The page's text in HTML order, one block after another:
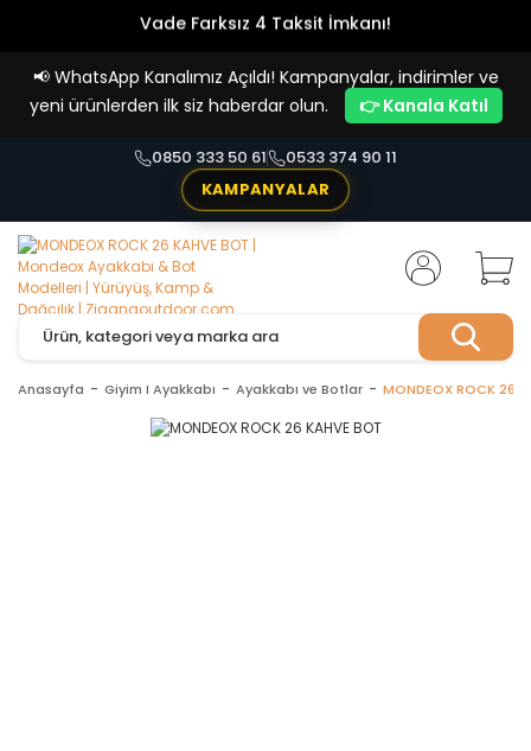
Vade Farksız 4 Taksit İmkanı!
📢 WhatsApp Kanalımız Açıldı! Kampanyalar, indirimler ve
yeni ürünlerden ilk siz haberdar olun.
👉 Kanala Katıl
0850 333 50 61
0533 374 90 11
KAMPANYALAR
Anasayfa Giyim I Ayakkabı Ayakkabı ve Botlar MONDEOX ROCK 26